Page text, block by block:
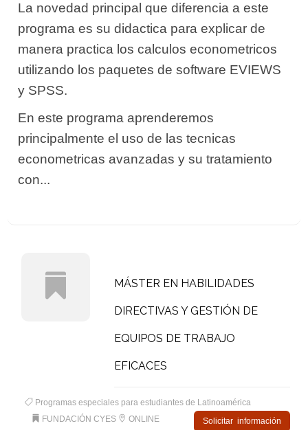
La novedad principal que diferencia a este
programa es su didactica para explicar de
manera practica los calculos econometricos
utilizando los paquetes de software EVIEWS
y SPSS.
En este programa aprenderemos
principalmente el uso de las tecnicas
econometricas avanzadas y su tratamiento
con...
MÁSTER EN HABILIDADES
DIRECTIVAS Y GESTIÓN DE
EQUIPOS DE TRABAJO
EFICACES
Programas especiales para estudiantes de Latinoamérica
FUNDACIÓN CYES
ONLINE Solicitar información